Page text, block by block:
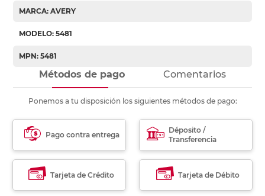
MARCA: AVERY
MODELO: 5481
MPN: 5481
Métodos de pago Comentarios
Ponemos a tu disposición los siguientes métodos de pago:
Pago contra entrega
Déposito /
Transferencia
Tarjeta de Crédito Tarjeta de Débito